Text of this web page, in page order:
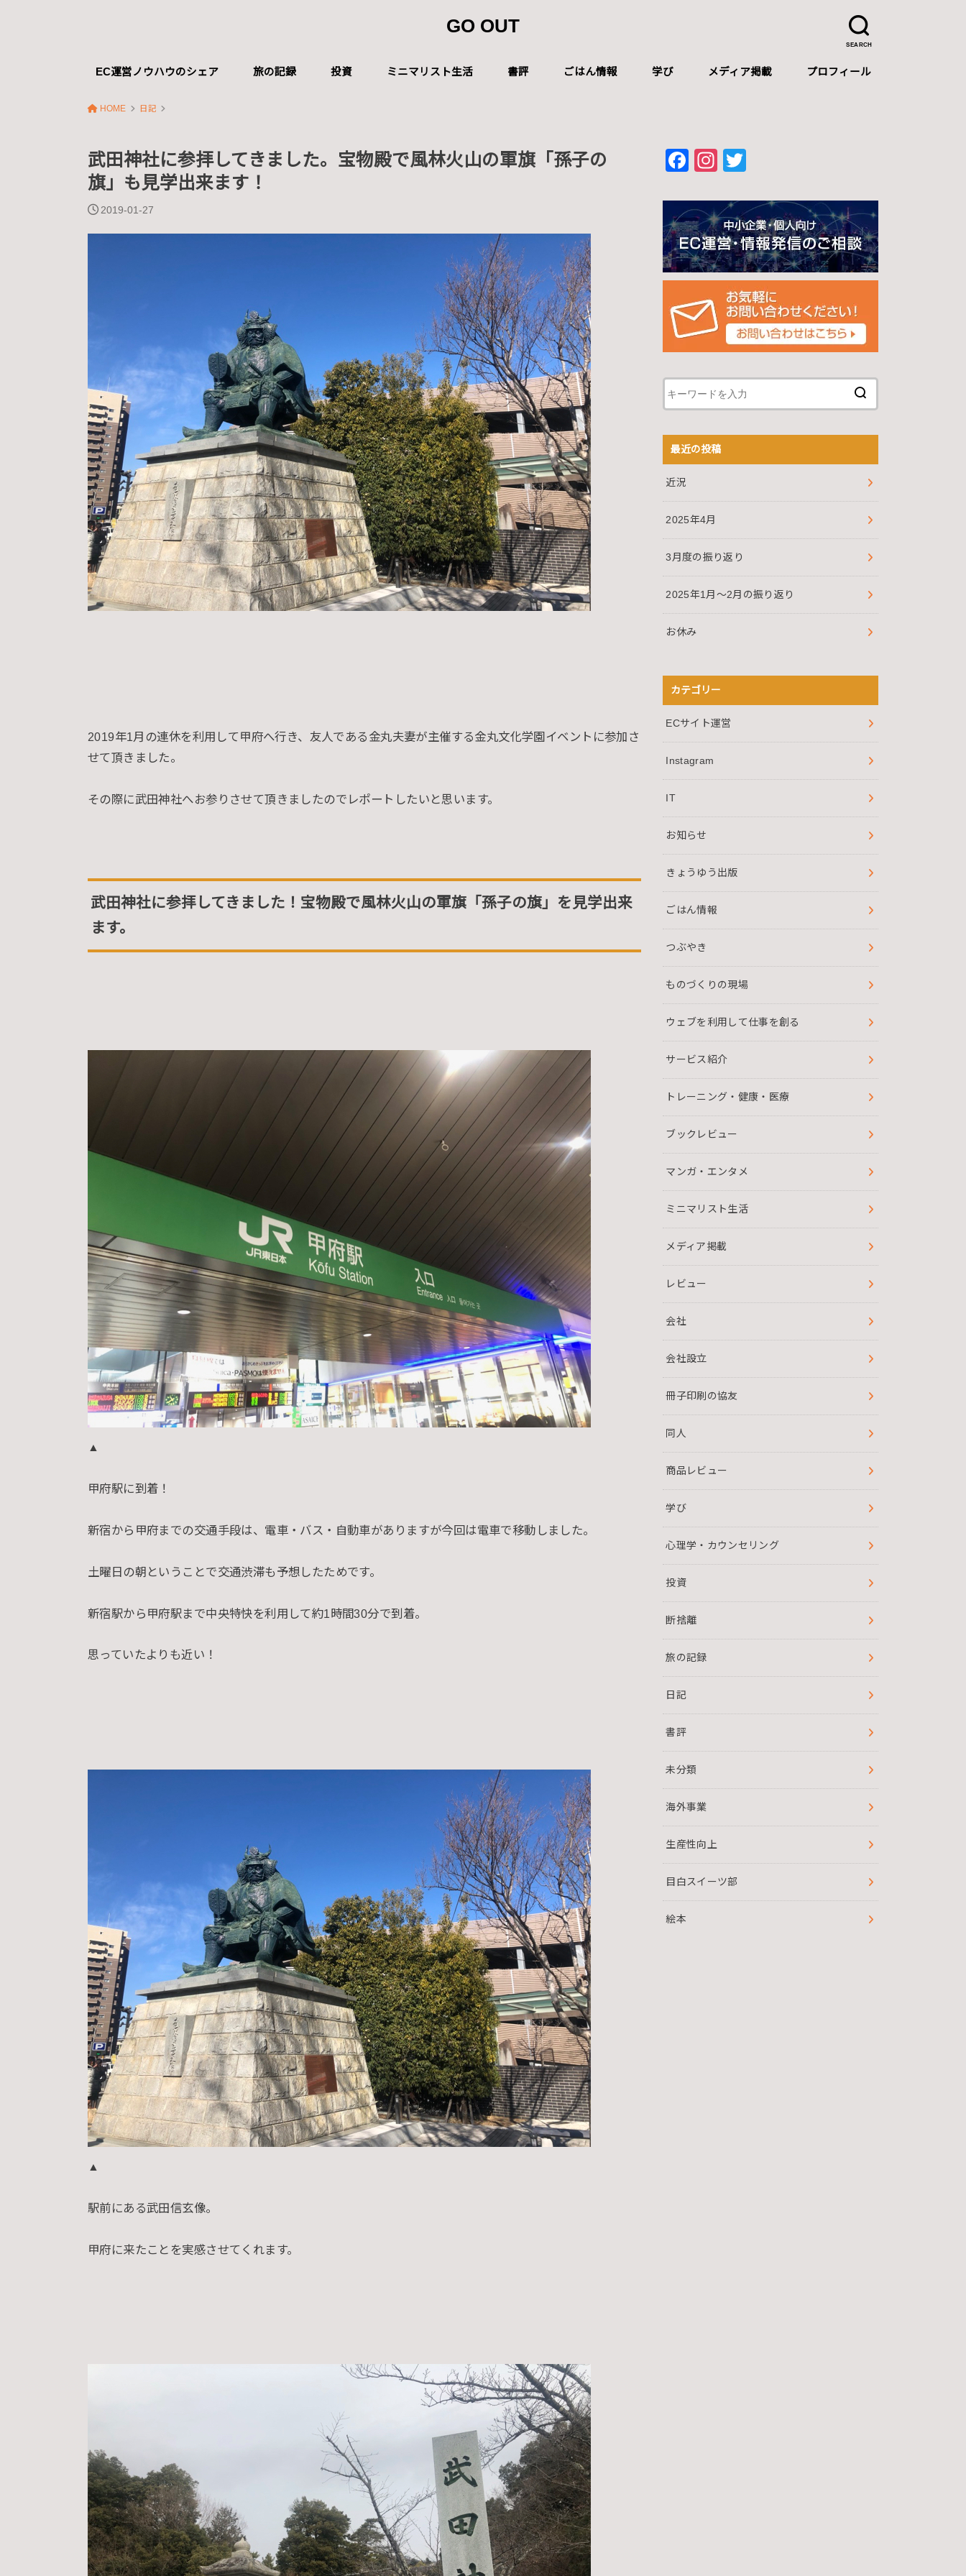
SEARCH
GO OUT
EC運営ノウハウのシェア 旅の記録 投資 ミニマリスト生活 書評 ごはん情報 学び メディア掲載 プロフィール
HOME 日記
武田神社に参拝してきました。宝物殿で風林火山の軍旗「孫子の
旗」も見学出来ます！
2019-01-27
2019年1月の連休を利用して甲府へ行き、友人である金丸夫妻が主催する金丸文化学園イベントに参加さ
せて頂きました。
その際に武田神社へお参りさせて頂きましたのでレポートしたいと思います。
武田神社に参拝してきました！宝物殿で風林火山の軍旗「孫子の旗」を見学出来
ます。
▲
甲府駅に到着！
新宿から甲府までの交通手段は、電車・バス・自動車がありますが今回は電車で移動しました。
土曜日の朝ということで交通渋滞も予想したためです。
新宿駅から甲府駅まで中央特快を利用して約1時間30分で到着。
思っていたよりも近い！
▲
駅前にある武田信玄像。
甲府に来たことを実感させてくれます。
F
c
e
b
o
o
k
In
a
gr
a
m
tt
er
最近の投稿
近況
2025年4月
3月度の振り返り
2025年1月～2月の振り返り
お休み
カテゴリー
ECサイト運営
Instagram
IT
お知らせ
きょうゆう出版
ごはん情報
つぶやき
ものづくりの現場
ウェブを利用して仕事を創る
サービス紹介
トレーニング・健康・医療
ブックレビュー
マンガ・エンタメ
ミニマリスト生活
メディア掲載
レビュー
会社
会社設立
冊子印刷の協友
同人
商品レビュー
学び
心理学・カウンセリング
投資
断捨離
旅の記録
日記
書評
未分類
海外事業
生産性向上
目白スイーツ部
絵本